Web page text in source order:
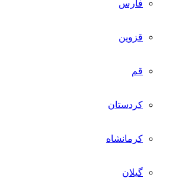
فارس
قزوین
قم
کردستان
کرمانشاه
گیلان